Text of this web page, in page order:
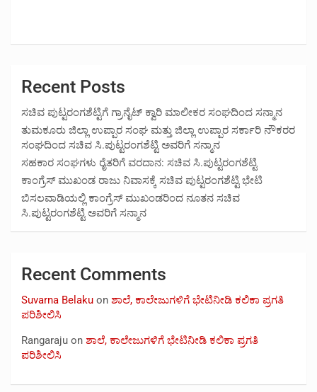
Recent Posts
ಸಚಿವ ಪುಟ್ಟರಂಗಶೆಟ್ಟಿಗೆ ಗ್ರಾನೈಟ್ ಕ್ವಾರಿ ಮಾಲೀಕರ ಸಂಘದಿಂದ ಸನ್ಮಾನ
ತುಮಕೂರು ಜಿಲ್ಲಾ ಉಪ್ಪಾರ ಸಂಘ ಮತ್ತು ಜಿಲ್ಲಾ ಉಪ್ಪಾರ ಸರ್ಕಾರಿ ನೌಕರರ
ಸಂಘದಿಂದ ಸಚಿವ ಸಿ.ಪುಟ್ಟರಂಗಶೆಟ್ಟಿ ಅವರಿಗೆ ಸನ್ಮಾನ
ಸಹಕಾರ ಸಂಘಗಳು ರೈತರಿಗೆ ವರದಾನ: ಸಚಿವ ಸಿ.ಪುಟ್ಟರಂಗಶೆಟ್ಟಿ
ಕಾಂಗ್ರೆಸ್ ಮುಖಂಡ ರಾಜು ನಿವಾಸಕ್ಕೆ ಸಚಿವ ಪುಟ್ಟರಂಗಶೆಟ್ಟಿ ಭೇಟಿ
ಬಿಸಲವಾಡಿಯಲ್ಲಿ ಕಾಂಗ್ರೆಸ್ ಮುಖಂಡರಿಂದ ನೂತನ ಸಚಿವ
ಸಿ.ಪುಟ್ಟರಂಗಶೆಟ್ಟಿ ಅವರಿಗೆ ಸನ್ಮಾನ
Recent Comments
Suvarna Belaku on ಶಾಲೆ, ಕಾಲೇಜುಗಳಿಗೆ ಭೇಟಿನೀಡಿ ಕಲಿಕಾ ಪ್ರಗತಿ
ಪರಿಶೀಲಿಸಿ
Rangaraju on ಶಾಲೆ, ಕಾಲೇಜುಗಳಿಗೆ ಭೇಟಿನೀಡಿ ಕಲಿಕಾ ಪ್ರಗತಿ
ಪರಿಶೀಲಿಸಿ